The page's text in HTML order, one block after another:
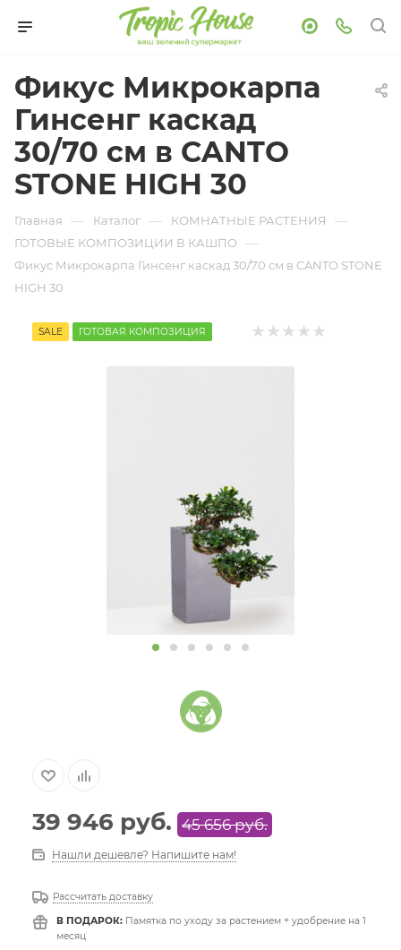
Фикус Микрокарпа
Гинсенг каскад
30/70 см в CANTO
STONE HIGH 30
Главная — Каталог — КОМНАТНЫЕ РАСТЕНИЯ —
ГОТОВЫЕ КОМПОЗИЦИИ В КАШПО —
Фикус Микрокарпа Гинсенг каскад 30/70 см в CANTO STONE
HIGH 30
SALE ГОТОВАЯ КОМПОЗИЦИЯ
39 946 руб. 45 656руб.
Нашли дешевле? Напишите нам!
Рассчитать доставку
В ПОДАРОК: Памятка по уходу за растением + удобрение на 1
месяц